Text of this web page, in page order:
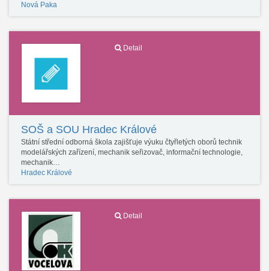
Nová Paka
Detail
SOŠ a SOU Hradec Králové
Státní střední odborná škola zajišťuje výuku čtyřletých oborů technik
modelářských zařízení, mechanik seřizovač, informační technologie,
mechanik…
Hradec Králové
Detail